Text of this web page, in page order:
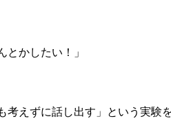
とかしたい！」
考えずに話し出す」という実験を